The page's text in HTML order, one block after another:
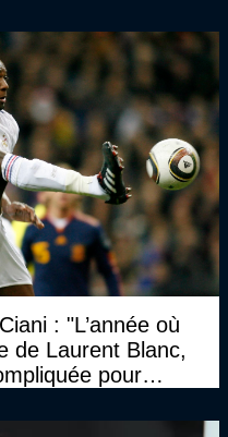
: "L’année où
de Laurent Blanc,
pour